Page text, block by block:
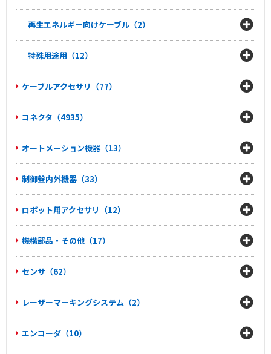
再生エネルギー向けケーブル（2）
特殊用途用（12）
ケーブルアクセサリ（77）
コネクタ（4935）
オートメーション機器（13）
制御盤内外機器（33）
ロボット用アクセサリ（12）
機構部品・その他（17）
センサ（62）
レーザーマーキングシステム（2）
エンコーダ（10）